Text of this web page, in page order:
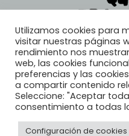
© 2026,
Utilizamos cookies para
visitar nuestras páginas
rendimiento nos
web, las cookies
preferencias y las
a compartir contenido
Seleccione: "Aceptar
consentimiento a todas
Configuración de cookies